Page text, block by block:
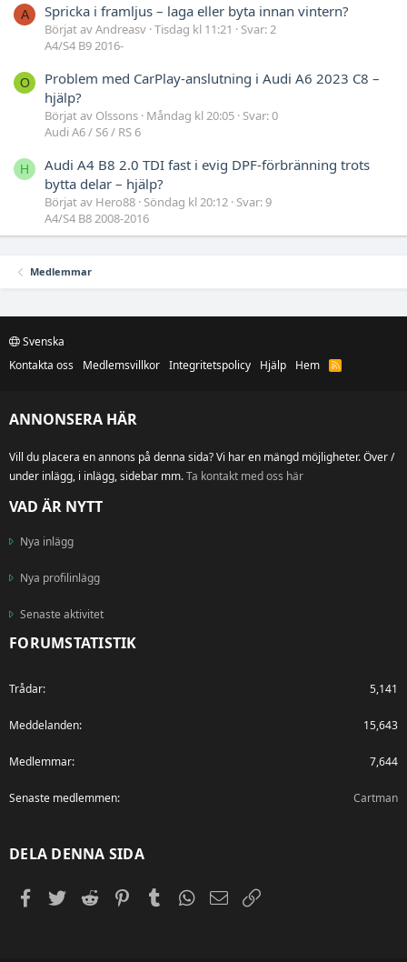
A Spricka i framljus – laga eller byta innan vintern?
Börjat av Andreasv Tisdag kl 11:21
Svar: 2
A4/S4 B9 2016-
O
Problem med CarPlay-anslutning i Audi A6 2023 C8 –
hjälp?
Börjat av Olssons Måndag kl 20:05 Svar: 0
Audi A6 / S6 / RS 6
H
Audi A4 B8 2.0 TDI fast i evig DPF-förbränning trots
bytta delar – hjälp?
Börjat av Hero88 Söndag kl 20:12 Svar: 9
A4/S4 B8 2008-2016
Medlemmar
Svenska
Kontakta oss
Medlemsvillkor Integritetspolicy Hjälp Hem
R
ANNONSERA HÄR
Vill du placera en annons på denna sida? Vi har en mängd möjligheter. Över /
under inlägg, i inlägg, sidebar mm.Ta kontakt med oss här
VAD ÄR NYTT
Nya inlägg
Nya profilinlägg
Senaste aktivitet
FORUMSTATISTIK
Trådar 5,141
Meddelanden 15,643
Medlemmar 7,644
Senaste medlemmen Cartman
DELA DENNA SIDA
Facebook
TwitterReddit PinterestTumblrWhatsApp
E-postLänk